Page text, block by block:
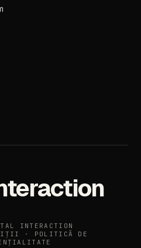
INTERACTION
·
POLITICĂ DE